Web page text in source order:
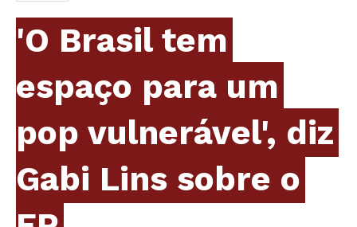
'O Brasil tem
espaço para um
pop vulnerável', diz
Gabi Lins sobre o